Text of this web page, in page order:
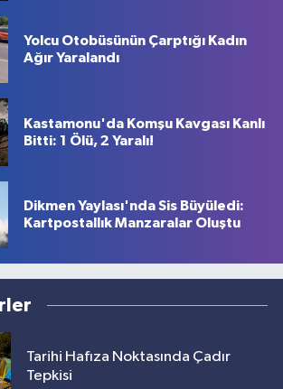
Yolcu Otobüsünün Çarptığı Kadın
Ağır Yaralandı
Kastamonu'da Komşu Kavgası Kanlı
Bitti: 1 Ölü, 2 Yaralı!
Dikmen Yaylası'nda Sis Büyüledi:
Kartpostallık Manzaralar Oluştu
Tarihi Hafıza Noktasında Çadır
Tepkisi